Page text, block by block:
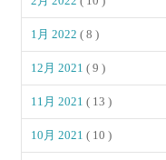
1月 2022( 8 )
12月 2021( 9 )
11月 2021( 13 )
10月 2021( 10 )